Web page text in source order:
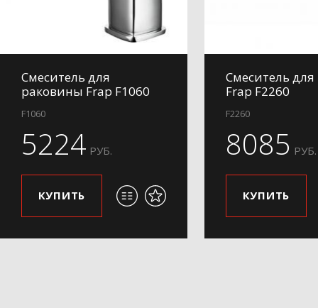
Смеситель для
раковины Frap F1060
F1060
5224 РУБ.
КУПИТЬ
Смеситель
Frap F2260
F2260
8085 РУБ.
КУПИТЬ